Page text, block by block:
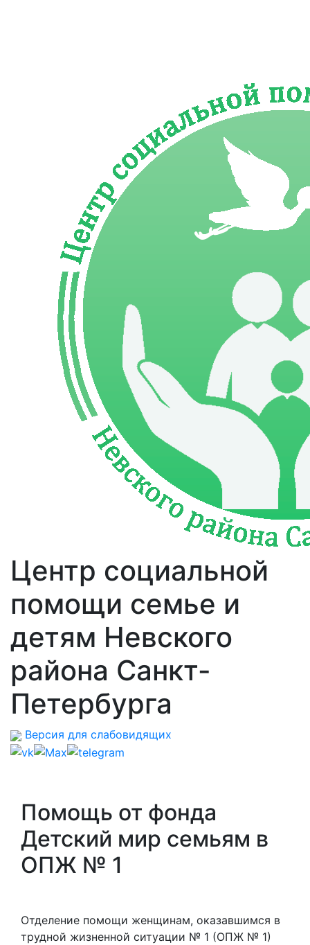
Центр социальной
помощи семье и
детям Невского
района Санкт-
Петербурга
Версия для слабовидящих
Помощь от фонда
Детский мир семьям в
ОПЖ № 1
Отделение помощи женщинам, оказавшимся в
трудной жизненной ситуации № 1 (ОПЖ № 1)